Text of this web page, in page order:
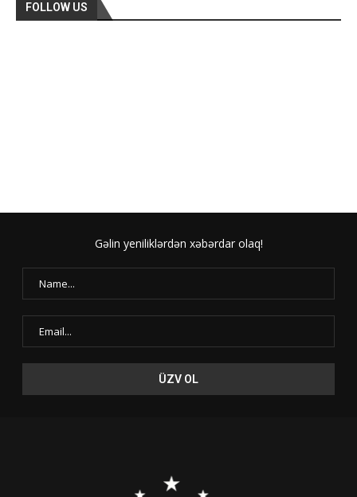
FOLLOW US
Gəlin yeniliklərdən xəbərdar olaq!